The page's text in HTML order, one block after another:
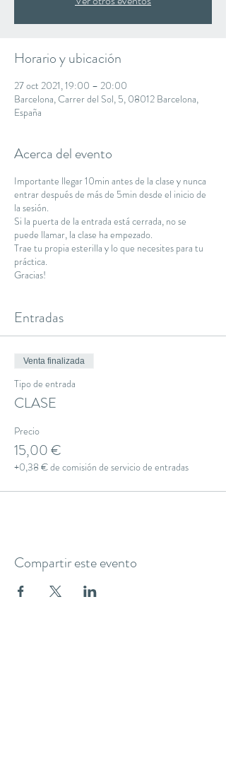
Horario y ubicación
27 oct 2021, 19:00 – 20:00
Barcelona, Carrer del Sol, 5, 08012 Barcelona,
España
Acerca del evento
Importante llegar 10min antes de la clase y nunca
entrar después de más de 5min desde el inicio de
la sesión.
Si la puerta de la entrada está cerrada, no se
puede llamar, la clase ha empezado.
Trae tu propia esterilla y lo que necesites para tu
práctica.
Gracias!
Entradas
Venta finalizada
Tipo de entrada
CLASE
Precio
15,00 €
+0,38 € de comisión de servicio de entradas
Compartir este evento